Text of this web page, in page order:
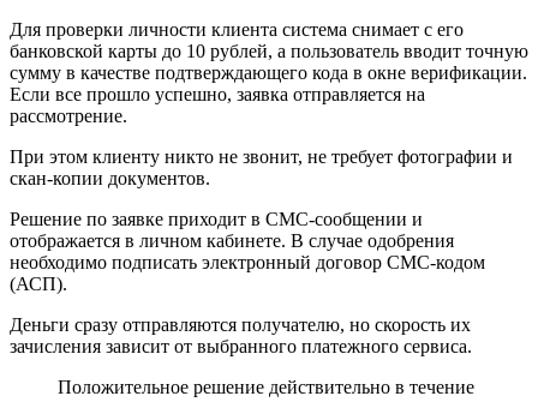
Для проверки личности клиента система снимает с его
банковской карты до 10 рублей, а пользователь вводит точную
сумму в качестве подтверждающего кода в окне верификации.
Если все прошло успешно, заявка отправляется на
рассмотрение.
При этом клиенту никто не звонит, не требует фотографии и
скан-копии документов.
Решение по заявке приходит в СМС-сообщении и
отображается в личном кабинете. В случае одобрения
необходимо подписать электронный договор СМС-кодом
(АСП).
Деньги сразу отправляются получателю, но скорость их
зачисления зависит от выбранного платежного сервиса.
Положительное решение действительно в течение